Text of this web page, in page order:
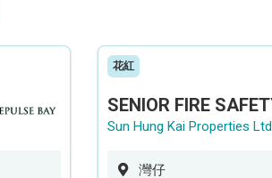
花紅
Sun Hung Kai Properties Ltd
灣仔